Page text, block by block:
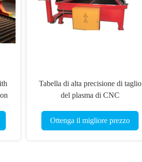
Tabella di alta precisione di taglio
del plasma di CNC
Ottenga il migliore prezzo